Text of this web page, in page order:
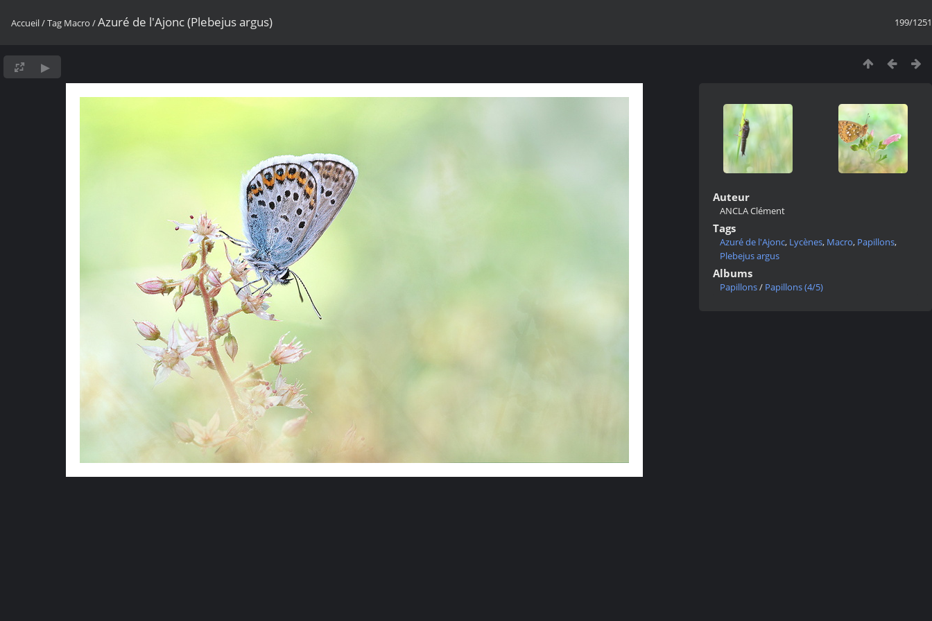
199/1251
Accueil/Tag Macro /Azuré de l'Ajonc (Plebejus argus)
Auteur
ANCLA Clément
Tags
Azuré de l'Ajonc, Lycènes, Macro, Papillons,
Plebejus argus
Albums
Papillons/ Papillons (4/5)